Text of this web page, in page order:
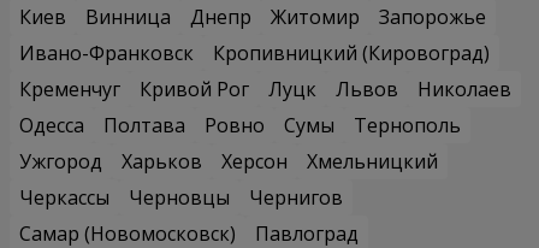
Киев
Винница Днепр Житомир
Запорожье
Ивано-Франковск
Кропивницкий (Кировоград)
Кременчуг
Кривой Рог Луцк Львов
Николаев
Одесса
Полтава Ровно Сумы
Тернополь
Ужгород
Харьков Херсон
Хмельницкий
Черкассы
Черновцы
Чернигов
Самар (Новомосковск)
Павлоград